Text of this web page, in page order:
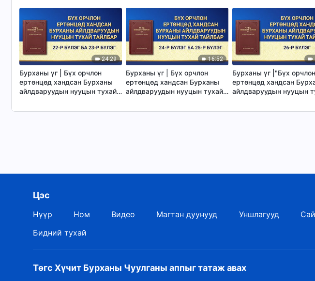
24:29
Бурханы үг | Бүх орчлон
ертөнцөд хандсан Бурханы
айлдваруудын нууцын тухай
бүлэг
16:52
Бурханы үг | Бүх орчлон
ертөнцөд хандсан Бурханы
айлдваруудын нууцын тухай
бүлэг
Бурханы үг |"Бүх орчлон
ертөнцөд хандсан
айлдваруудын нууцын
Цэс
Нүүр Ном Видео Магтан дуунууд Уншлагууд
Бидний тухай
Төгс Хүчит Бурханы Чуулганы аппыг татаж авах